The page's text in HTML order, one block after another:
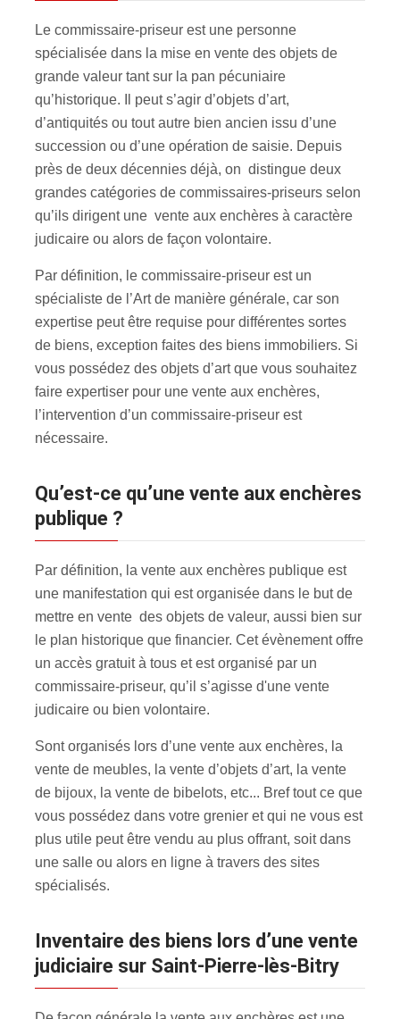
Le commissaire-priseur est une personne
spécialisée dans la mise en vente des objets de
grande valeur tant sur la pan pécuniaire
qu’historique. Il peut s’agir d’objets d’art,
d’antiquités ou tout autre bien ancien issu d’une
succession ou d’une opération de saisie. Depuis
près de deux décennies déjà, on distingue deux
grandes catégories de commissaires-priseurs selon
qu’ils dirigent une vente aux enchères à caractère
judicaire ou alors de façon volontaire.
Par définition, le commissaire-priseur est un
spécialiste de l’Art de manière générale, car son
expertise peut être requise pour différentes sortes
de biens, exception faites des biens immobiliers. Si
vous possédez des objets d’art que vous souhaitez
faire expertiser pour une vente aux enchères,
l’intervention d’un commissaire-priseur est
nécessaire.
Qu’est-ce qu’une vente aux enchères
publique ?
Par définition, la vente aux enchères publique est
une manifestation qui est organisée dans le but de
mettre en vente des objets de valeur, aussi bien sur
le plan historique que financier. Cet évènement offre
un accès gratuit à tous et est organisé par un
commissaire-priseur, qu’il s’agisse d'une vente
judicaire ou bien volontaire.
Sont organisés lors d’une vente aux enchères, la
vente de meubles, la vente d’objets d’art, la vente
de bijoux, la vente de bibelots, etc... Bref tout ce que
vous possédez dans votre grenier et qui ne vous est
plus utile peut être vendu au plus offrant, soit dans
une salle ou alors en ligne à travers des sites
spécialisés.
inventaire des biens lors d’une vente
judiciaire sur Saint-Pierre-lès-Bitry